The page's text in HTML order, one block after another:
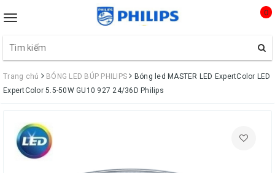
Toggle
0
Trang chủ BÓNG LED BÚP PHILIPS
Bóng led MASTER LED ExpertColor LED
ExpertColor 5.5-50W GU10 927 24/36D Philips